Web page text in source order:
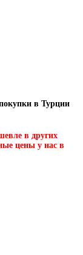
в Турции
в других
цены у нас в